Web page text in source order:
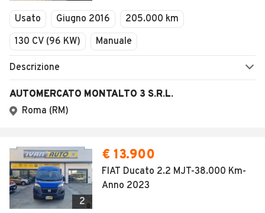
Usato Giugno 2016
205.000 km
130 CV (96 KW)
Manuale
Descrizione
AUTOMERCATO MONTALTO 3 S.R.L.
Roma (RM)
2
€ 13.900
FIAT Ducato 2.2 MJT-38.000 Km-
Anno 2023